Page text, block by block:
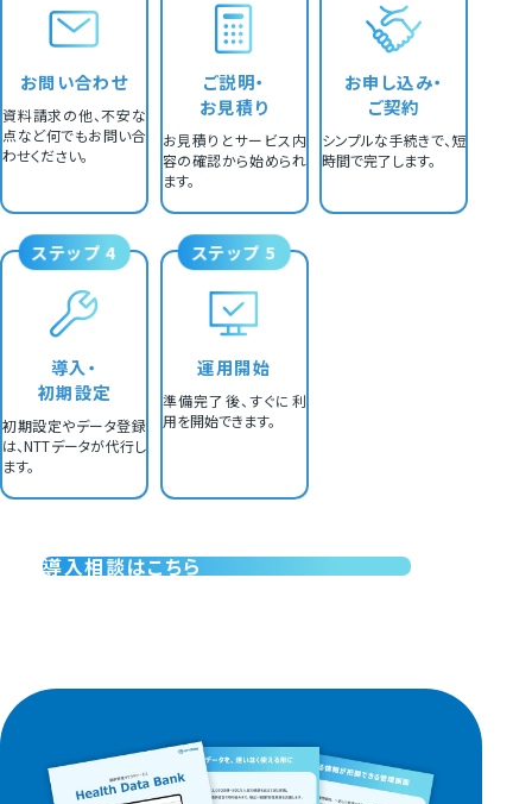
お問い合わせ
資料請求の他、不安な
点など何でもお問い合
わせください。
ご説明・
お見積り
お見積りとサービス内
容の確認から始められ
ます。
お申し込み・
ご契約
シンプルな手続きで、短
時間で完了します。
ステップ 4
導入・
初期設定
初期設定やデータ登録
は、NTTデータが代行し
ます。
ステップ 5
運用開始
準備完了後、すぐに利
用を開始できます。
導入相談はこちら